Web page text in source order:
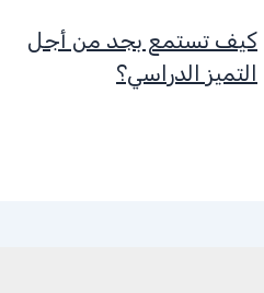
كيف تستمع بجد من أجل
التميز الدراسي؟